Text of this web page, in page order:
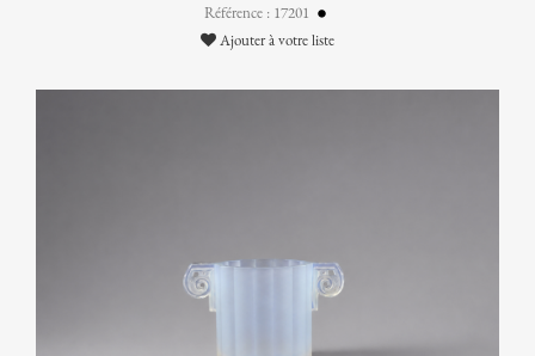
Référence : 17201
Ajouter à votre liste